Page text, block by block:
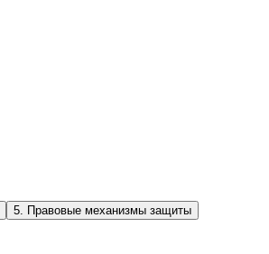
5. Правовые механизмы защиты